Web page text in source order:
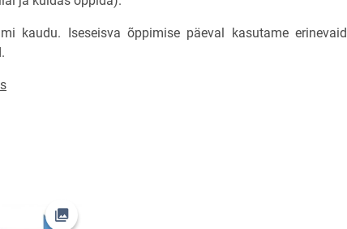
kaudu. Iseseisva õppimise päeval kasutame erinevaid
Ava foto